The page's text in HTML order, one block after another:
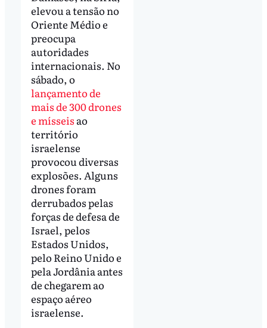
elevou a tensão no
Oriente Médio e
preocupa
autoridades
internacionais. No
sábado, o
lançamento de
mais de 300 drones
e mísseis ao
território
israelense
provocou diversas
explosões. Alguns
drones foram
derrubados pelas
forças de defesa de
Israel, pelos
Estados Unidos,
pelo Reino Unido e
pela Jordânia antes
de chegarem ao
espaço aéreo
israelense.